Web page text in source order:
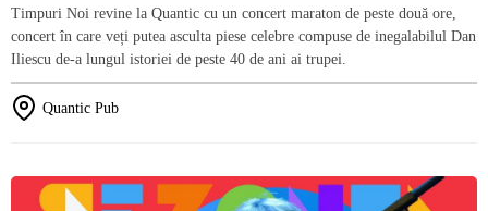
Timpuri Noi revine la Quantic cu un concert maraton de peste două ore,
concert în care veți putea asculta piese celebre compuse de inegalabilul Dan
Iliescu de-a lungul istoriei de peste 40 de ani ai trupei.
Quantic Pub